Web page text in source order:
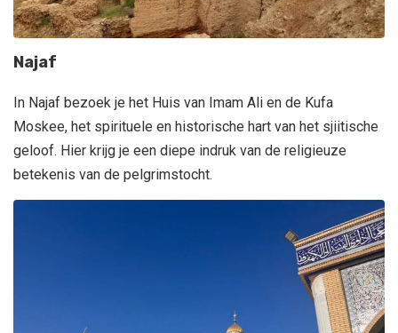
Najaf
In Najaf bezoek je het Huis van Imam Ali en de Kufa
Moskee, het spirituele en historische hart van het sjiitische
geloof. Hier krijg je een diepe indruk van de religieuze
betekenis van de pelgrimstocht.